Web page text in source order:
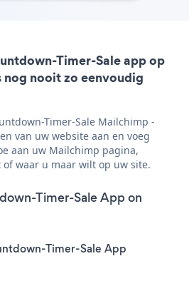
Timer-Sale app op
nooit zo eenvoudig
Timer-Sale Mailchimp -
van uw website aan en voeg
aan uw Mailchimp pagina,
waar u maar wilt op uw site.
Timer-Sale App on
Timer-Sale App